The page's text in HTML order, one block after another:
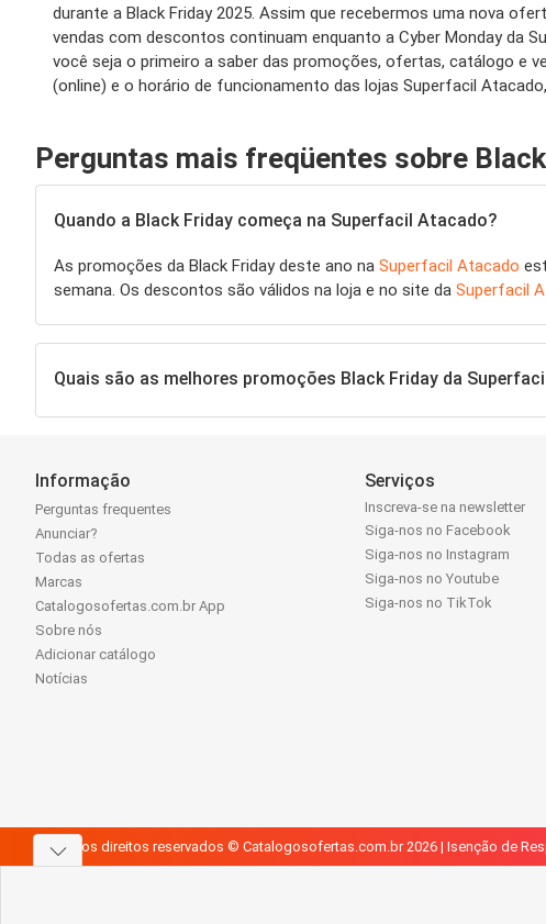
durante a Black Friday 2025. Assim que recebermos uma nova
vendas com descontos continuam enquanto a Cyber Monday da
você seja o primeiro a saber das promoções, ofertas, catálogo e
(online) e o horário de funcionamento das lojas Superfacil
Perguntas mais freqüentes sobre
Quando a Black Friday começa na Superfacil Atacado?
As promoções da Black Friday deste ano na Superfacil Atacado
semana. Os descontos são válidos na loja e no site da Superfacil
Quais são as melhores promoções Black Friday da
Informação
Perguntas frequentes
Anunciar?
Todas as ofertas
Marcas
Catalogosofertas.com.br App
Sobre nós
Adicionar catálogo
Notícias
Serviços
Inscreva-se na newsletter
Siga-nos no Facebook
Siga-nos no Instagram
Siga-nos no Youtube
Siga-nos no TikTok
Todos os direitos reservados © Catalogosofertas.com.br 2026 | Isenção de